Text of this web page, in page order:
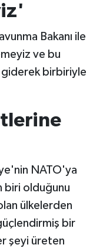
Bakanı ile
ve bu
giderek birbiriyle
NATO'ya
biri olduğunu
ülkelerden
bir
şeyi üreten